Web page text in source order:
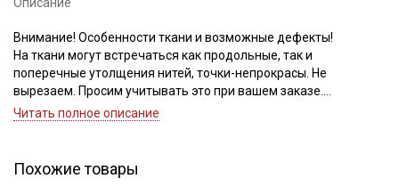
Внимание! Особенности ткани и возможные дефекты!
На ткани могут встречаться как продольные, так и
поперечные утолщения нитей, точки-непрокрасы. Не
вырезаем. Просим учитывать это при вашем заказе.
Ткань экологична, гипоаллергенная, воздухопроницаемая,
клеточный рисунок, который напоминает внешний вид
кондитерских вафель, низкая сминаемость; на ощупь мягкая;
Читать полное описание
Похожие товары